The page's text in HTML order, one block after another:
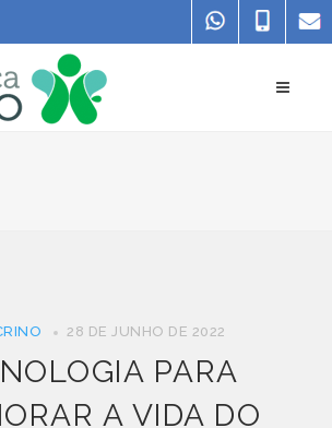
28 DE JUNHO DE 2022
PARA
A VIDA DO